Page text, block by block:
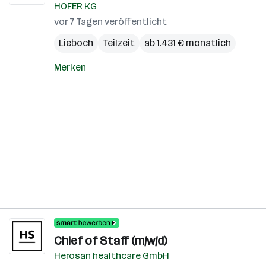
HOFER KG
vor 7 Tagen veröffentlicht
Lieboch
Teilzeit ab 1.431 € monatlich
Merken
Chief of Staff (m/w/d)
Herosan healthcare GmbH